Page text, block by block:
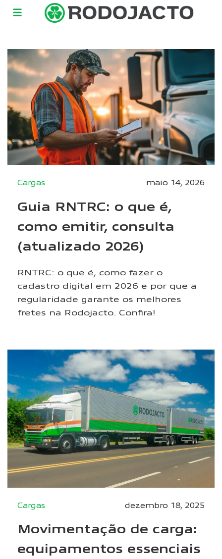
Cargas maio 14, 2026
Guia RNTRC: o que é,
como emitir, consulta
(atualizado 2026)
RNTRC: o que é, como fazer o
cadastro digital em 2026 e por que a
regularidade garante os melhores
fretes na Rodojacto. Confira!
Cargas dezembro 18, 2025
Movimentação de carga:
equipamentos essenciais